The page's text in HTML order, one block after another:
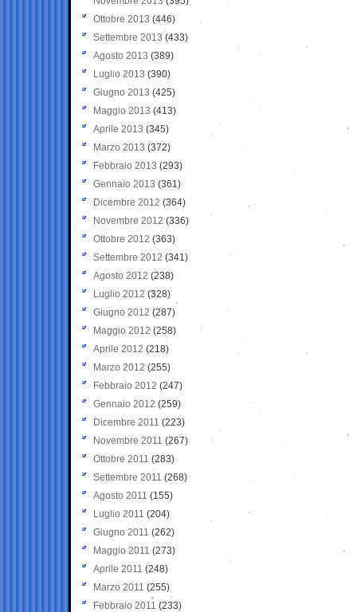
Ottobre 2013 (446)
Settembre 2013 (433)
Agosto 2013 (389)
Luglio 2013 (390)
Giugno 2013 (425)
Maggio 2013 (413)
Aprile 2013 (345)
Marzo 2013 (372)
Febbraio 2013 (293)
Gennaio 2013 (361)
Dicembre 2012 (364)
Novembre 2012 (336)
Ottobre 2012 (363)
Settembre 2012 (341)
Agosto 2012 (238)
Luglio 2012 (328)
Giugno 2012 (287)
Maggio 2012 (258)
Aprile 2012 (218)
Marzo 2012 (255)
Febbraio 2012 (247)
Gennaio 2012 (259)
Dicembre 2011 (223)
Novembre 2011 (267)
Ottobre 2011 (283)
Settembre 2011 (268)
Agosto 2011 (155)
Luglio 2011 (204)
Giugno 2011 (262)
Maggio 2011 (273)
Aprile 2011 (248)
Marzo 2011 (255)
Febbraio 2011 (233)